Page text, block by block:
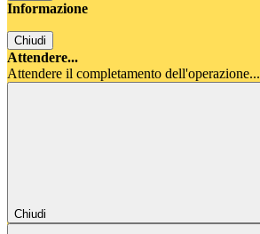
Informazione
Chiudi
Attendere...
Attendere il completamento dell'operazione...
Chiudi